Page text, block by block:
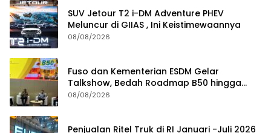
SUV Jetour T2 i-DM Adventure PHEV
Meluncur di GIIAS , Ini Keistimewaannya
08/08/2026
Fuso dan Kementerian ESDM Gelar
Talkshow, Bedah Roadmap B50 hingga
Dampaknya
08/08/2026
Penjualan Ritel Truk di RI Januari -Juli 2026